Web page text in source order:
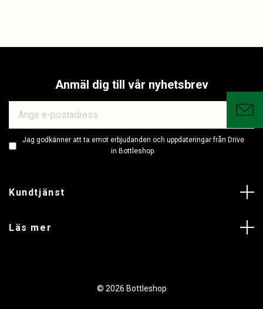
Anmäl dig till vår nyhetsbrev
Jag godkänner att ta emot erbjudanden och uppdateringar från Drive
in Bottleshop.
Kundtjänst
Läs mer
© 2026 Bottleshop